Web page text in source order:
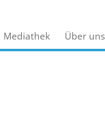
Mediathek Über uns